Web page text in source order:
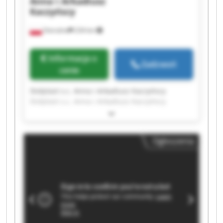
Ostrożne 234 km
Kaczyńscy
Informacja o
cenie
Zadzwoń
Stolplast s.c. Anna i Arkadiusz Kaczyńscy
Stolplast s.c. Anna i Arkadiusz Kaczyńscy
Stolplast s.c. Anna i Arkadiusz Kaczyńscy
Stolplast s.c. Anna i Arkadiusz Kaczyńscy
Stolplast s.c. Anna i Arkadiusz Kaczyńscy
Stolplast s.c. Anna i Arkadiusz Kaczyńscy
Stolplast s.c. Anna i Arkadiusz Kaczyńscy
Ogłoszenia